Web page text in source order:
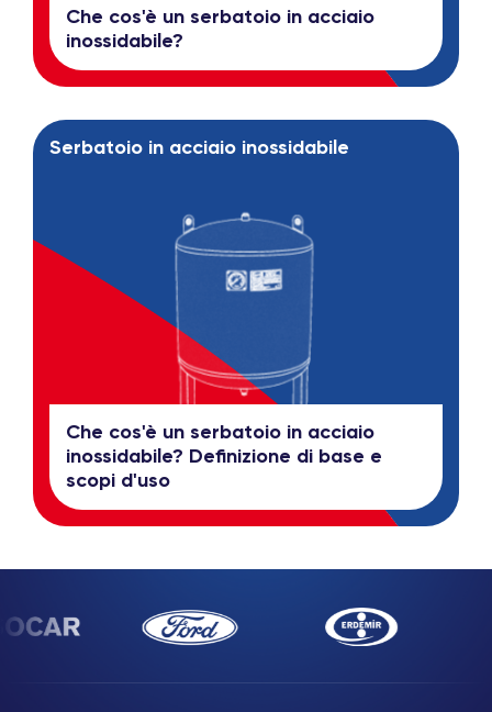
Che cos'è un serbatoio in acciaio
inossidabile?
Serbatoio in acciaio inossidabile
Che cos'è un serbatoio in acciaio
inossidabile? Definizione di base e
scopi d'uso